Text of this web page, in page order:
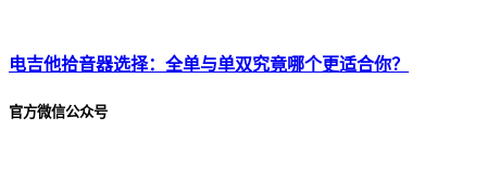
电吉他拾音器选择：全单与单双究竟哪个更适合你？
官方微信公众号